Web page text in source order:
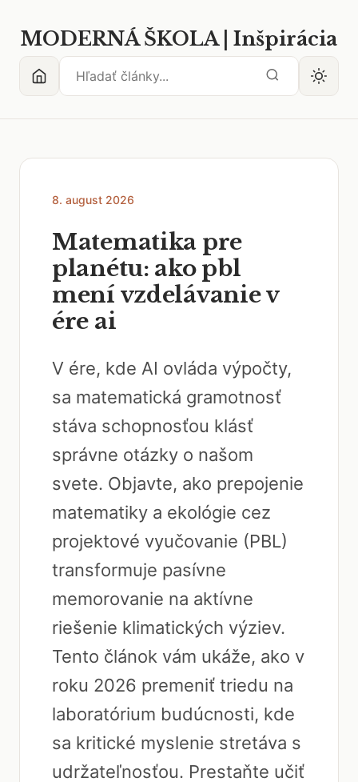
MODERNÁ ŠKOLA | Inšpirácia
8. august 2026
Matematika pre
planétu: ako pbl
mení vzdelávanie v
ére ai
V ére, kde AI ovláda výpočty,
sa matematická gramotnosť
stáva schopnosťou klásť
správne otázky o našom
svete. Objavte, ako prepojenie
matematiky a ekológie cez
projektové vyučovanie (PBL)
transformuje pasívne
memorovanie na aktívne
riešenie klimatických výziev.
Tento článok vám ukáže, ako v
roku 2026 premeniť triedu na
laboratórium budúcnosti, kde
sa kritické myslenie stretáva s
udržateľnosťou. Prestaňte učiť